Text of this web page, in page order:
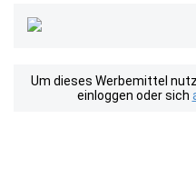
Um dieses Werbemittel
einloggen oder sich